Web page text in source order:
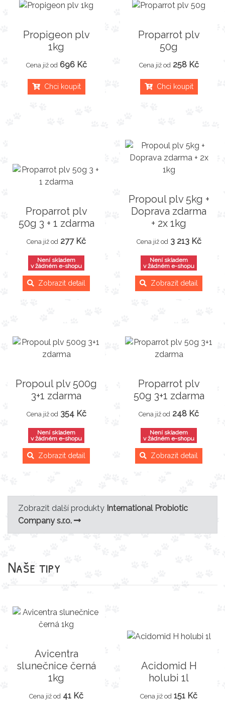
Propigeon plv
1kg
Cena již od 696 Kč
Chci koupit
Proparrot plv
50g
Cena již od 258 Kč
Chci koupit
Proparrot plv
50g 3 + 1 zdarma
Cena již od 277 Kč
Není skladem
v žádném e-shopu
Zobrazit detail
Propoul plv 5kg +
Doprava zdarma
+ 2x 1kg
Cena již od 3 213 Kč
Není skladem
v žádném e-shopu
Zobrazit detail
Propoul plv 500g
3+1 zdarma
Cena již od 354 Kč
Není skladem
v žádném e-shopu
Zobrazit detail
Proparrot plv
50g 3+1 zdarma
Cena již od 248 Kč
Není skladem
v žádném e-shopu
Zobrazit detail
Zobrazit další produkty International Probiotic
Company s.r.o.
Naše tipy
Avicentra
slunečnice černá
1kg
Cena již od 41 Kč
Acidomid H
holubi 1l
Cena již od 151 Kč